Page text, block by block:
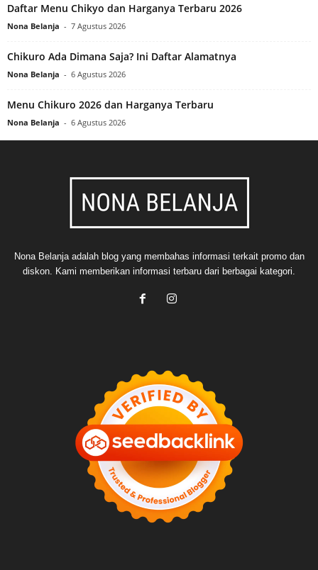
Daftar Menu Chikyo dan Harganya Terbaru 2026
Nona Belanja - 7 Agustus 2026
Chikuro Ada Dimana Saja? Ini Daftar Alamatnya
Nona Belanja - 6 Agustus 2026
Menu Chikuro 2026 dan Harganya Terbaru
Nona Belanja - 6 Agustus 2026
Nona Belanja adalah blog yang membahas informasi terkait promo dan
diskon. Kami memberikan informasi terbaru dari berbagai kategori.